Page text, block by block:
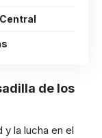
de los
y la lucha en el